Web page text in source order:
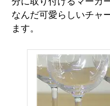
なんだ可愛らしいチャ
ます。